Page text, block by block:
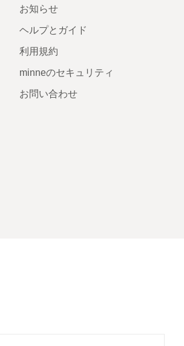
お知らせ
ヘルプとガイド
利用規約
minneのセキュリティ
お問い合わせ